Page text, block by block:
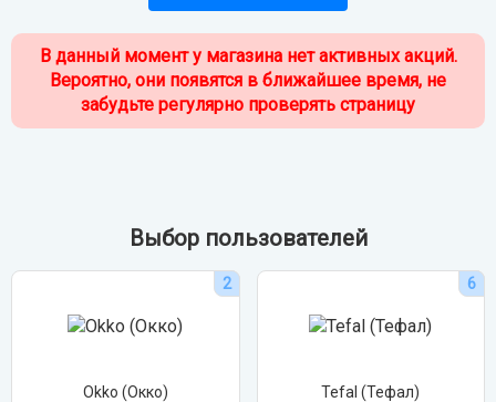
В данный момент у магазина нет активных акций.
Вероятно, они появятся в ближайшее время, не
забудьте регулярно проверять страницу
Выбор пользователей
2
Okko (Окко)
6
Tefal (Тефал)